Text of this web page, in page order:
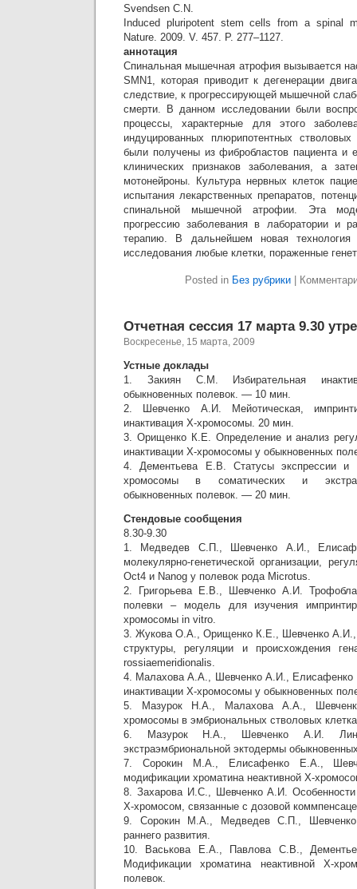
Svendsen C.N.
Induced pluripotent stem cells from a spinal
Nature. 2009. V. 457. P. 277–1127.
аннотация
Спинальная мышечная атрофия вызывается
SMN1, которая приводит к дегенерации
следствие, к прогрессирующей мышечной
смерти. В данном исследовании были
процессы, характерные для этого
индуцированных плюрипотентных
были получены из фибробластов пациента и
клинических признаков заболевания, а
мотонейроны. Культура нервных клеток
испытания лекарственных препаратов,
спинальной мышечной атрофии. Эта
прогрессию заболевания в лаборатории и
терапию. В дальнейшем новая технология
исследования любые клетки, пораженные
Posted in Без рубрики
Отчетная сессия 17 марта 9.30
Воскресенье, 15 марта, 2009
Устные доклады
1. Закиян С.М. Избирательная
обыкновенных полевок. — 10 мин.
2. Шевченко А.И. Мейотическая,
инактивация Х-хромосомы. 20 мин.
3. Орищенко К.Е. Определение и анализ
инактивации Х-хромосомы у обыкновенных
4. Дементьева Е.В. Статусы экспрессии и
хромосомы в соматических и
обыкновенных полевок. — 20 мин.
Стендовые сообщения
8.30-9.30
1. Медведев С.П., Шевченко А.И.,
молекулярно-генетической организации,
Oct4 и Nanog у полевок рода Microtus.
2. Григорьева Е.В., Шевченко А.И.
полевки – модель для изучения
хромосомы in vitro.
3. Жукова О.А., Орищенко К.Е., Шевченко
структуры, регуляции и происхождения
rossiaemeridionalis.
4. Малахова А.А., Шевченко А.И., Елисафенко
инактивации Х-хромосомы у обыкновенных
5. Мазурок Н.А., Малахова A.A.,
хромосомы в эмбриональных стволовых
6. Мазурок Н.А., Шевченко А.И.
экстраэмбриональной эктодермы
7. Сорокин М.А., Елисафенко Е.А.,
модификации хроматина неактивной Х-
8. Захарова И.С., Шевченко А.И.
Х-хромосом, связанные с дозовой
9. Сорокин М.А., Медведев С.П., Шевченко
раннего развития.
10. Васькова Е.А., Павлова С.В.,
Модификации хроматина неактивной Х-
полевок.